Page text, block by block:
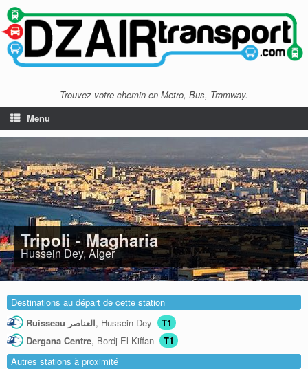
Trouvez votre chemin en Metro, Bus, Tramway.
Menu
Tripoli - Magharia
Hussein Dey, Alger
Destinations au départ de cette station
Ruisseau العناصر, Hussein Dey
T1
Dergana Centre, Bordj El Kiffan
T1
Autres stations à proximité